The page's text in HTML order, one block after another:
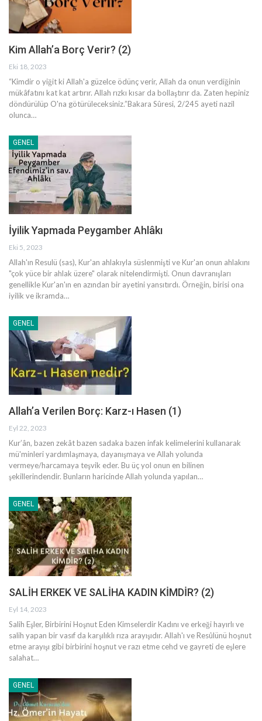
Kim Allah’a Borç Verir? (2)
Eki 18, 2023
“Kimdir o yiğit ki Allah'a güzelce ödünç verir, Allah da onun verdiğinin
mükâfatını kat kat artırır. Allah rızkı kısar da bollaştırır da. Zaten hepiniz
döndürülüp O'na götürüleceksiniz.”Bakara Sûresi, 2/245 ayeti nazil
olunca…
GENEL
İyilik Yapmada Peygamber Ahlâkı
Eki 5, 2023
Allah'ın Resulü (sas), Kur'an ahlakıyla süslenmişti ve Kur'an onun ahlakını
"çok yüce bir ahlak üzere" olarak nitelendirmişti. Onun davranışları
genellikle Kur'an'ın en azından bir ayetini yansıtırdı. Örneğin, birisi ona
iyilik ve ikramda…
GENEL
Allah’a Verilen Borç: Karz-ı Hasen (1)
Eyl 22, 2023
Kur’ân, bazen zekât bazen sadaka bazen infak kelimelerini kullanarak
mü'minleri yardımlaşmaya, dayanışmaya ve Allah yolunda
vermeye/harcamaya teşvik eder. Bu üç yol onun en bilinen
şekillerindendir. Bunların haricinde Allah yolunda yapılan…
GENEL
SALİH ERKEK VE SALİHA KADIN KİMDİR? (2)
Eyl 14, 2023
Salih Eşler, Birbirini Hoşnut Eden Kimselerdir Kadını ve erkeği hayırlı ve
salih yapan bir vasıf da karşılıklı rıza arayışıdır. Allah'ı ve Resûlünü hoşnut
etme arayışı gibi birbirini hoşnut ve razı etme cehd ve gayreti de eşlere
salahat…
GENEL